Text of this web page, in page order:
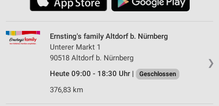
❯
Ernsting's family Altdorf b. Nürnberg
Unterer Markt 1
90518 Altdorf b. Nürnberg
Heute 09:00 - 18:30 Uhr |
Geschlossen
376,83 km